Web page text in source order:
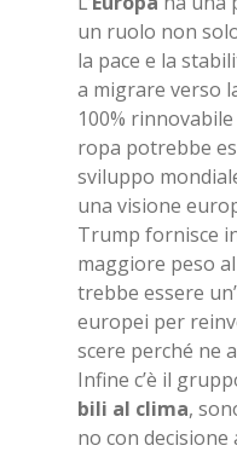
un ruo­lo non
la pace e la
a mi­gra­re ver­so
100%
ro­pa po­treb­be
svi­lup­po
una vi­sio­ne
Trump for­ni­sce
mag­gio­re peso
treb­be es­se­re
eu­ro­pei per
sce­re per­ché ne
In­fi­ne c’è il
bi­li al cli­ma,
no con